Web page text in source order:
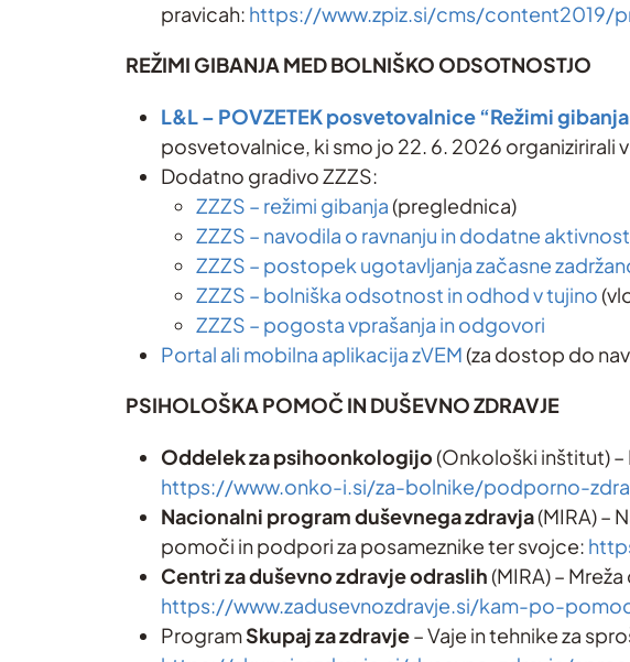
pravicah: https://www.zpiz.si/cms/content2019/
REŽIMI GIBANJAMED BOLNIŠKO ODSOTNOSTJO
L&L – POVZETEK posvetovalnice “Režimi
posvetovalnice, ki smo jo 22. 6. 2026 organizirirali
Dodatno gradivo ZZZS:
ZZZS – režimi gibanja(preglednica)
ZZZS – navodila o ravnanju in dodatne
ZZZS – postopek ugotavljanja začasne
ZZZS – bolniška odsotnost in odhod v tujino
ZZZS – pogosta vprašanja in odgovori
Portal ali mobilna aplikacija zVEM(za dostop do
PSIHOLOŠKA POMOČ IN DUŠEVNO ZDRAVJE
Oddelek za psihoonkologijo(Onkološki inštitut)
https://www.onko-i.si/za-bolnike/podporno-
Nacionalni program duševnega zdravja(MIRA) –
pomoči in podpori za posameznike ter svojce:
Centri za duševno zdravje odraslih(MIRA) –
https://www.zadusevnozdravje.si/kam-po-
ProgramSkupaj za zdravje– Vaje in tehnike za